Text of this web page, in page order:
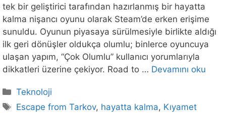
tek bir geliştirici tarafından hazırlanmış bir hayatta
kalma nişancı oyunu olarak Steam’de erken erişime
sunuldu. Oyunun piyasaya sürülmesiyle birlikte aldığı
ilk geri dönüşler oldukça olumlu; binlerce oyuncuya
ulaşan yapım, “Çok Olumlu” kullanıcı yorumlarıyla
dikkatleri üzerine çekiyor. Road to … Devamını oku
Kategoriler
Teknoloji
Etiketler
Escape from Tarkov, hayatta kalma, Kıyamet